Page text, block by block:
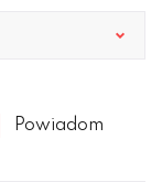
Powiadom